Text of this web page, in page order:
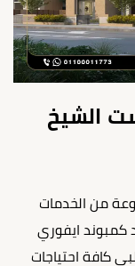
الشيخ
من الخدمات
كمبوند ايفوري
كافة احتياجات